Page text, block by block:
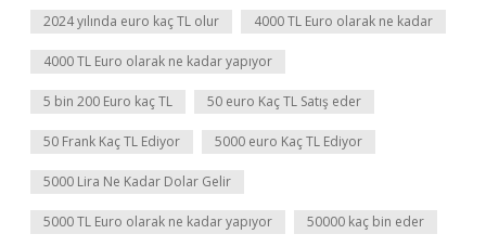
2024 yılında euro kaç TL olur 4000 TL Euro olarak ne kadar
4000 TL Euro olarak ne kadar yapıyor
5 bin 200 Euro kaç TL 50 euro Kaç TL Satış eder
50 Frank Kaç TL Ediyor 5000 euro Kaç TL Ediyor
5000 Lira Ne Kadar Dolar Gelir
5000 TL Euro olarak ne kadar yapıyor 50000 kaç bin eder